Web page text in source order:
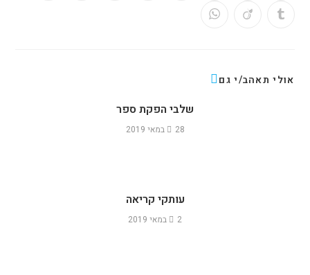
אולי תאהב/י גם
שלבי הפקת ספר
28 במאי 2019
עותקי קריאה
2 במאי 2019